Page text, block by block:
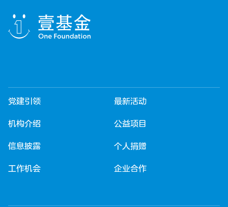
党建引领
机构介绍
信息披露
工作机会
最新活动
公益项目
个人捐赠
企业合作